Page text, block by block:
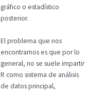
gráfico o estadístico
posterior.
El problema que nos
encontramos es que por lo
general, no se suele impartir
R como sistema de análisis
de datos principal,